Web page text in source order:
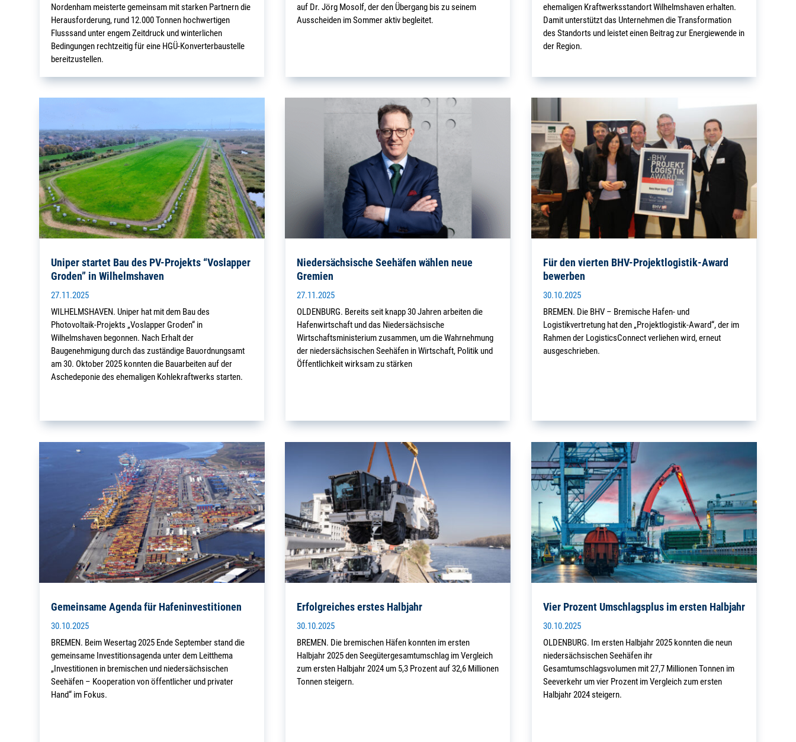
Nordenham meisterte gemeinsam mit starken Partnern die
Herausforderung, rund 12.000 Tonnen hochwertigen
Flusssand unter engem Zeitdruck und winterlichen
Bedingungen rechtzeitig für eine HGÜ-Konverterbaustelle
bereitzustellen.
Uniper startet Bau des PV-Projekts “Voslapper
Groden” in Wilhelmshaven
27.11.2025
WILHELMSHAVEN. Uniper hat mit dem Bau des
Photovoltaik-Projekts „Voslapper Groden“ in
Wilhelmshaven begonnen. Nach Erhalt der
Baugenehmigung durch das zuständige Bauordnungsamt
am 30. Oktober 2025 konnten die Bauarbeiten auf der
Aschedeponie des ehemaligen Kohlekraftwerks starten.
Gemeinsame Agenda für Hafeninvestitionen
30.10.2025
BREMEN. Beim Wesertag 2025 Ende September stand die
gemeinsame Investitionsagenda unter dem Leitthema
„Investitionen in bremischen und niedersächsischen
Seehäfen – Kooperation von öffentlicher und privater
Hand“ im Fokus.
auf Dr. Jörg Mosolf, der den Übergang bis zu seinem
Ausscheiden im Sommer aktiv begleitet.
Niedersächsische Seehäfen wählen neue
Gremien
27.11.2025
OLDENBURG. Bereits seit knapp 30 Jahren arbeiten die
Hafenwirtschaft und das Niedersächsische
Wirtschaftsministerium zusammen, um die Wahrnehmung
der niedersächsischen Seehäfen in Wirtschaft, Politik und
Öffentlichkeit wirksam zu stärken
Erfolgreiches erstes Halbjahr
30.10.2025
BREMEN. Die bremischen Häfen konnten im ersten
Halbjahr 2025 den Seegütergesamtumschlag im Vergleich
zum ersten Halbjahr 2024 um 5,3 Prozent auf 32,6 Millionen
Tonnen steigern.
ehemaligen Kraftwerksstandort Wilhelmshaven erhalten.
Damit unterstützt das Unternehmen die Transformation
des Standorts und leistet einen Beitrag zur Energiewende in
der Region.
Für den vierten BHV-Projektlogistik-Award
bewerben
30.10.2025
BREMEN. Die BHV – Bremische Hafen- und
Logistikvertretung hat den „Projektlogistik-Award“, der im
Rahmen der LogisticsConnect verliehen wird, erneut
ausgeschrieben.
Vier Prozent Umschlagsplus im ersten Halbjahr
30.10.2025
OLDENBURG. Im ersten Halbjahr 2025 konnten die neun
niedersächsischen Seehäfen ihr
Gesamtumschlagsvolumen mit 27,7 Millionen Tonnen im
Seeverkehr um vier Prozent im Vergleich zum ersten
Halbjahr 2024 steigern.